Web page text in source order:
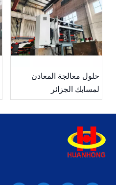
حلول معالجة المعادن
لمسابك الجزائر